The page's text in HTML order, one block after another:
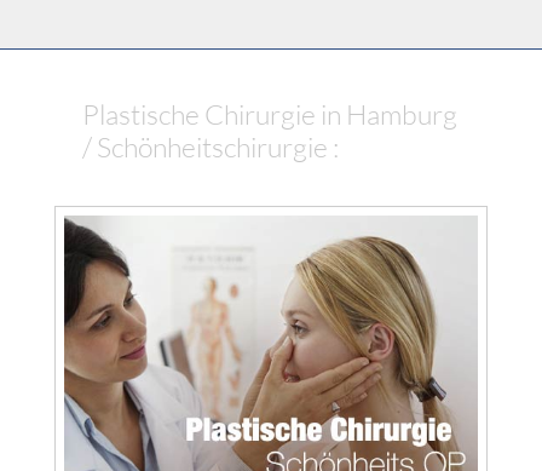
Plastische Chirurgie in Hamburg
/ Schönheitschirurgie :